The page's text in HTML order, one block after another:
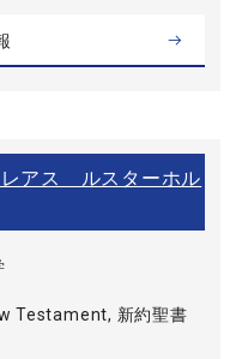
レアス ルスターホル
Testament, 新約聖書